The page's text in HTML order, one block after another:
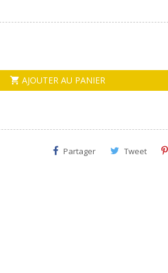
shopping_cart AJOUTER AU PANIER
Partager Tweet